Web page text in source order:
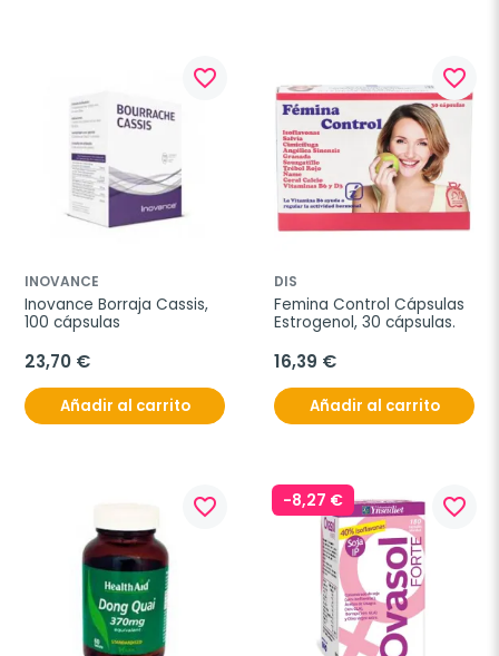
favorite_border
INOVANCE
Inovance Borraja Cassis,
100 cápsulas
23,70 €
Añadir al carrito
favorite_border
DIS
Femina Control Cápsulas
Estrogenol, 30 cápsulas.
16,39 €
Añadir al carrito
favorite_border -8,27 € favorite_border